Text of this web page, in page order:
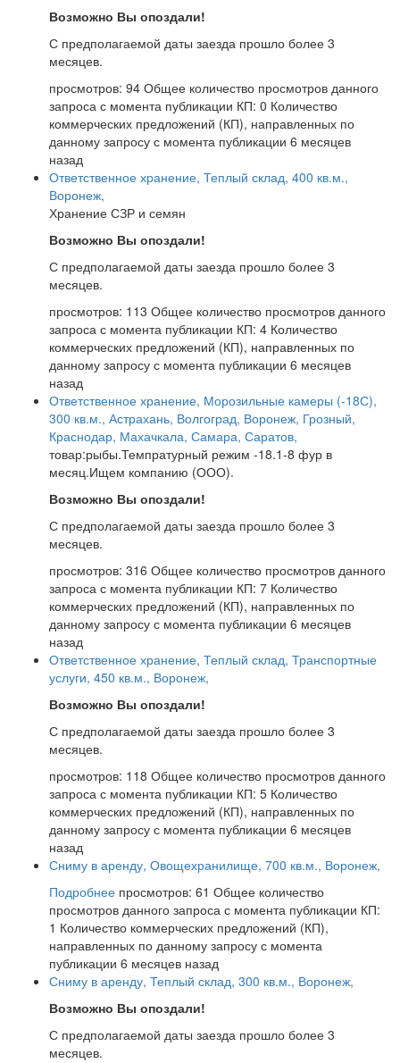
Возможно Вы опоздали!
С предполагаемой даты заезда прошло более 3
месяцев.
просмотров: 94 Общее количество просмотров данного
запроса с момента публикации КП: 0 Количество
коммерческих предложений (КП), направленных по
данному запросу с момента публикации 6 месяцев
назад
Ответственное хранение, Теплый склад, 400 кв.м.,
Воронеж,
Хранение СЗР и семян
Возможно Вы опоздали!
С предполагаемой даты заезда прошло более 3
месяцев.
просмотров: 113 Общее количество просмотров данного
запроса с момента публикации КП: 4 Количество
коммерческих предложений (КП), направленных по
данному запросу с момента публикации 6 месяцев
назад
Ответственное хранение, Морозильные камеры (-18С),
300 кв.м., Астрахань, Волгоград, Воронеж, Грозный,
Краснодар, Махачкала, Самара, Саратов,
товар:рыбы.Темпратурный режим -18.1-8 фур в
месяц.Ищем компанию (ООО).
Возможно Вы опоздали!
С предполагаемой даты заезда прошло более 3
месяцев.
просмотров: 316 Общее количество просмотров данного
запроса с момента публикации КП: 7 Количество
коммерческих предложений (КП), направленных по
данному запросу с момента публикации 6 месяцев
назад
Ответственное хранение, Теплый склад, Транспортные
услуги, 450 кв.м., Воронеж,
Возможно Вы опоздали!
С предполагаемой даты заезда прошло более 3
месяцев.
просмотров: 118 Общее количество просмотров данного
запроса с момента публикации КП: 5 Количество
коммерческих предложений (КП), направленных по
данному запросу с момента публикации 6 месяцев
назад
Сниму в аренду, Овощехранилище, 700 кв.м., Воронеж,
Подробнее просмотров: 61 Общее количество
просмотров данного запроса с момента публикации КП:
1 Количество коммерческих предложений (КП),
направленных по данному запросу с момента
публикации 6 месяцев назад
Сниму в аренду, Теплый склад, 300 кв.м., Воронеж,
Возможно Вы опоздали!
С предполагаемой даты заезда прошло более 3
месяцев.